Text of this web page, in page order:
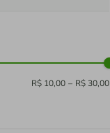
R$ 10,00 – R$ 30,00